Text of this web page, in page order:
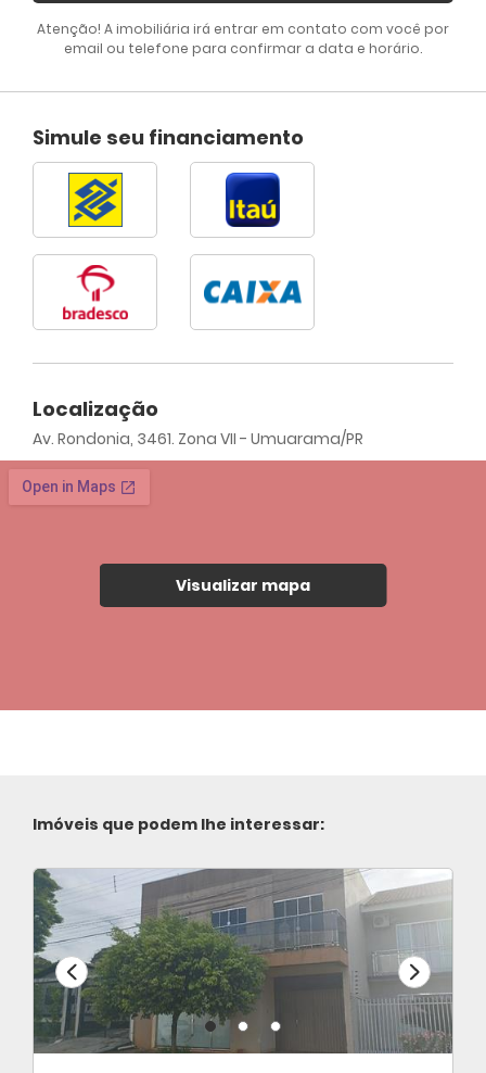
Atenção! A imobiliária irá entrar em contato com você por
email ou telefone para confirmar a data e horário.
Simule seu financiamento
Localização
Av. Rondonia, 3461. Zona VII - Umuarama/PR
Visualizar mapa
Imóveis que podem lhe interessar: